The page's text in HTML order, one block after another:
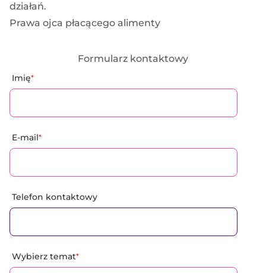
działań.
Prawa ojca płacącego alimenty
Formularz kontaktowy
Imię*
E-mail*
Telefon kontaktowy
Wybierz temat*